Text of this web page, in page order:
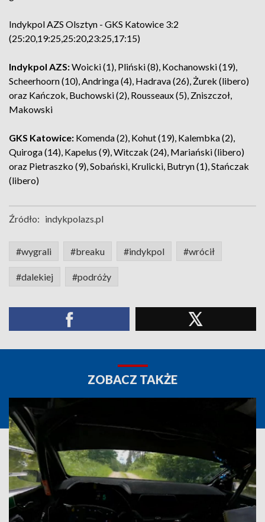
Indykpol AZS Olsztyn - GKS Katowice 3:2
(25:20,19:25,25:20,23:25,17:15)
Indykpol AZS:Woicki (1), Pliński (8), Kochanowski (19),
Scheerhoorn (10), Andringa (4), Hadrava (26), Żurek (libero)
oraz Kańczok, Buchowski (2), Rousseaux (5), Zniszczoł,
Makowski
GKS Katowice: Komenda (2), Kohut (19), Kalembka (2),
Quiroga (14), Kapelus (9), Witczak (24), Mariański (libero)
oraz Pietraszko (9), Sobański, Krulicki, Butryn (1), Stańczak
(libero)
Źródło: indykpolazs.pl
#wygrali #breaku #indykpol #wrócił
#dalekiej #podróży
ZOBACZ TAKŻE